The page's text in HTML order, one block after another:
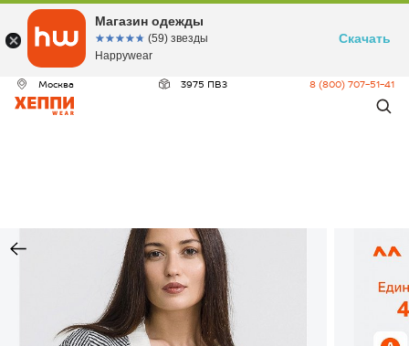
Москва 3975 ПВЗ 8 (800) 707-51-41
Магазин одежды
☆☆☆☆☆
★★★★★ (59) звезды
Happywear
Скачать